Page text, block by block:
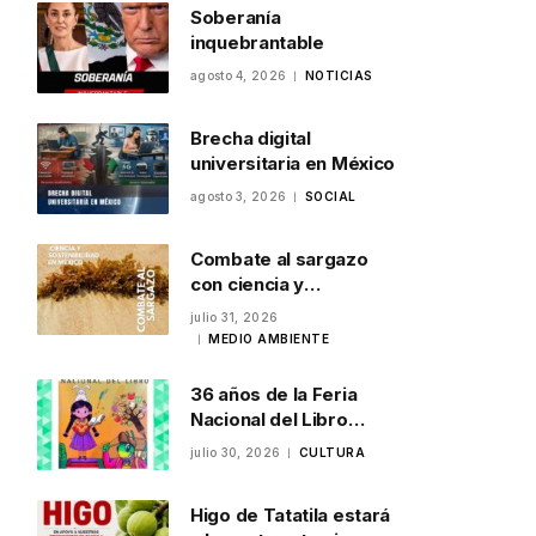
Soberanía
inquebrantable
agosto 4, 2026 NOTICIAS
Brecha digital
universitaria en México
agosto 3, 2026 SOCIAL
Combate al sargazo
con ciencia y
sostenibilidad en
México
julio 31, 2026
MEDIO AMBIENTE
36 años de la Feria
Nacional del Libro
Infantil y Juvenil en
julio 30, 2026 CULTURA
Higo de Tatatila estará